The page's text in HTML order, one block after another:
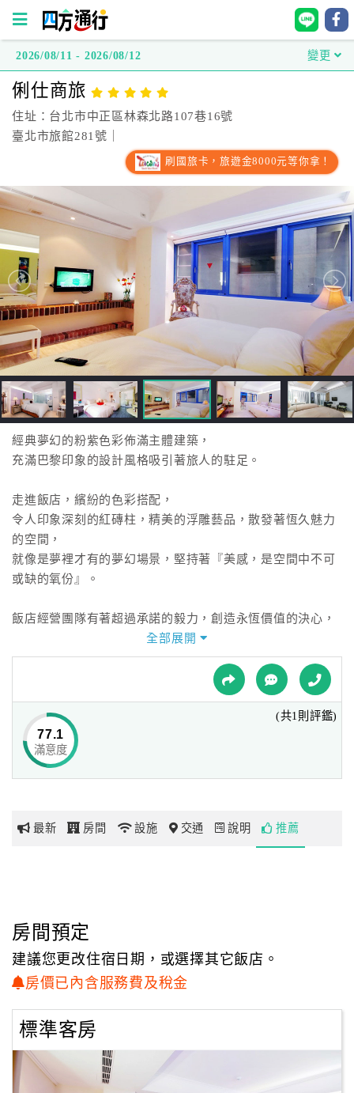
方
通
行
灣
訂
房
直
接
跟
飯
店
訂
房
HOT
特
色
民
宿
球
網
玩
地
圖
顧
務
2026/08/11 - 2026/08/12 變更
俐仕商旅
住址：台北市中正區林森北路107巷16號
臺北市旅館281號｜
刷國旅卡，旅遊金8000元等你拿！
經典夢幻的粉紫色彩佈滿主體建築，
充滿巴黎印象的設計風格吸引著旅人的駐足。
走進飯店，繽紛的色彩搭配，
令人印象深刻的紅磚柱，精美的浮雕藝品，散發著恆久魅力
的空間，
就像是夢裡才有的夢幻場景，堅持著『美感，是空間中不可
或缺的氧份』。
飯店經營團隊有著超過承諾的毅力，創造永恆價值的決心，
專業的設計與規劃，舒適體貼的服務與設備，滿足了每一位
到訪旅客的期待與需求。
全部展開
77.1
滿意度
(共1則評鑑)
最新 房間 設施 交通 說明 推薦
房間預定
建議您更改住宿日期，或選擇其它飯店。
房價已內含服務費及稅金
標準客房